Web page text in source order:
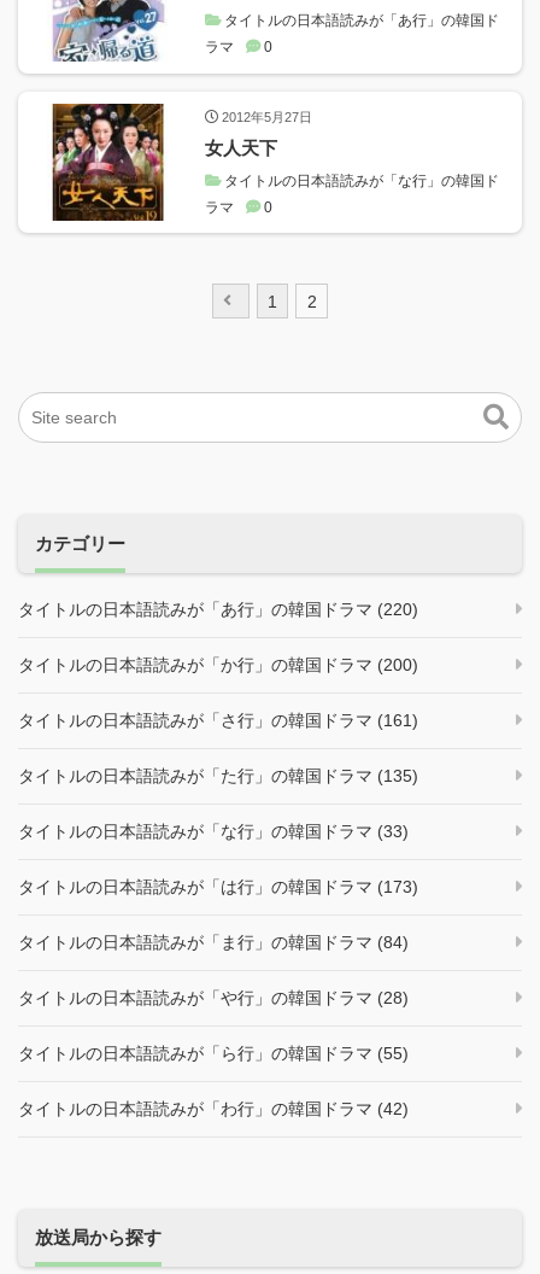
タイトルの日本語読みが「あ行」の韓国ド
ラマ
0
2012年5月27日
女人天下
タイトルの日本語読みが「な行」の韓国ド
ラマ
0
ゲ
ー
1 2
カテゴリー
タイトルの日本語読みが「あ行」の韓国ドラマ (220)
タイトルの日本語読みが「か行」の韓国ドラマ (200)
タイトルの日本語読みが「さ行」の韓国ドラマ (161)
タイトルの日本語読みが「た行」の韓国ドラマ (135)
タイトルの日本語読みが「な行」の韓国ドラマ (33)
タイトルの日本語読みが「は行」の韓国ドラマ (173)
タイトルの日本語読みが「ま行」の韓国ドラマ (84)
タイトルの日本語読みが「や行」の韓国ドラマ (28)
タイトルの日本語読みが「ら行」の韓国ドラマ (55)
タイトルの日本語読みが「わ行」の韓国ドラマ (42)
放送局から探す